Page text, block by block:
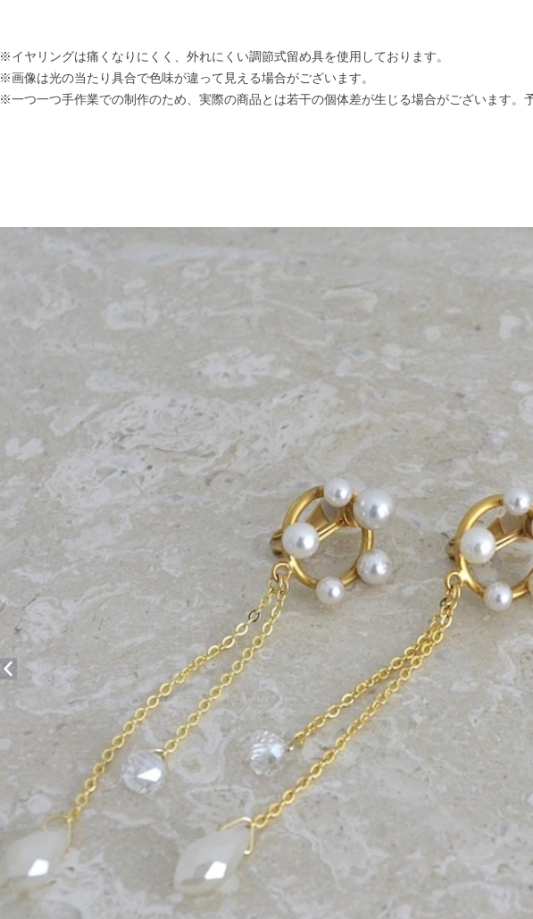
※イヤリングは痛くなりにくく、外れにくい調節式留め具を使用しております。
※画像は光の当たり具合で色味が違って見える場合がございます。
※一つ一つ手作業での制作のため、実際の商品とは若干の個体差が生じる場合がございます。